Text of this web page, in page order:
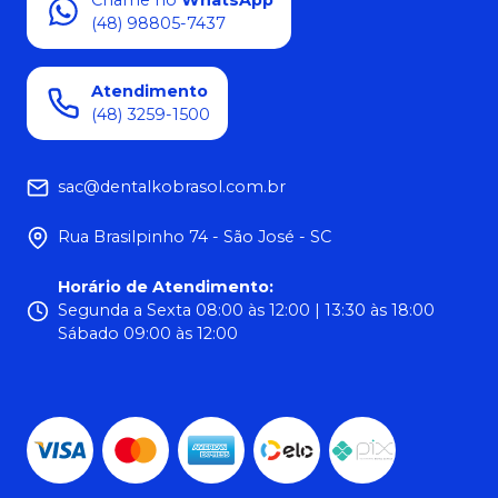
(48) 98805-7437
Atendimento
(48) 3259-1500
sac@dentalkobrasol.com.br
Rua Brasilpinho 74 - São José - SC
Horário de Atendimento:
Segunda a Sexta 08:00 às 12:00 | 13:30 às 18:00
Sábado 09:00 às 12:00